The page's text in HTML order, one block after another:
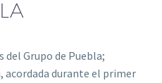
Grupo de Puebla;
acordada durante el primer